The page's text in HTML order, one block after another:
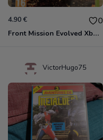
4.90 € 0
Front Mission Evolved Xbox 360
VictorHugo75